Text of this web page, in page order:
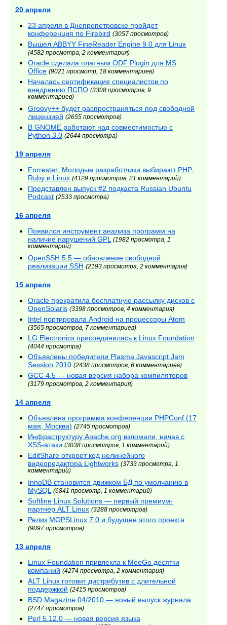
20 апреля
23 апреля в Днепропетровске пройдет
конференция по Firebird (3057 просмотров)
Вышел ABBYY FineReader Engine 9.0 для Linux
(4582 просмотра, 2 комментария)
Oracle сделала платным ODF Plugin для MS
Office (9021 просмотр, 18 комментариев)
Началась сертификация специалистов по
внедрению ПСПО (3308 просмотров, 9
комментариев)
Groovy++ будет распространяться под свободной
лицензией (2655 просмотров)
В GNOME работают над совместимостью с
Python 3.0 (2644 просмотра)
19 апреля
Forrester: Молодые разработчики выбирают PHP,
Ruby и Linux (4129 просмотров, 21 комментарий)
Представлен выпуск #2 подкаста Russian Ubuntu
Podcast (2533 просмотра)
16 апреля
Появился инструмент анализа программ на
наличие нарушений GPL
(1982 просмотра, 1
комментарий)
OpenSSH 5.5 — обновление свободной
реализации SSH (2193 просмотра, 2 комментария)
15 апреля
Oracle прекратила бесплатную рассылку дисков с
OpenSolaris (3398 просмотров, 4 комментария)
Intel портировала Android на процессоры Atom
(3565 просмотров, 7 комментариев)
LG Electronics присоединилась к Linux Foundation
(4044 просмотра)
Объявлены победители Plasma Javascript Jam
Session 2010 (2438 просмотров, 6 комментариев)
GCC 4.5 — новая версия набора компиляторов
(3179 просмотров, 2 комментария)
14 апреля
Объявлена программа конференции PHPConf (17
мая, Москва) (2745 просмотров)
Инфраструктуру Apache.org взломали, начав с
XSS-атаки (3038 просмотров, 1 комментарий)
EditShare откроет код нелинейного
видеоредактора Lightworks (3733 просмотра, 1
комментарий)
InnoDB становится движком БД по умолчанию в
MySQL
(6841 просмотр, 1 комментарий)
Softline Linux Solutions — первый премиум-
партнер ALT Linux (3288 просмотров)
Релиз MOPSLinux 7.0 и будущее этого проекта
(9097 просмотров)
13 апреля
Linux Foundation привлекла к MeeGo десятки
компаний (4274 просмотра, 2 комментария)
ALT Linux готовит дистрибутив с длительной
поддержкой (2415 просмотров)
BSD Magazine 04/2010 — новый выпуск журнала
(2747 просмотров)
Perl 5.12.0 — новая версия языка